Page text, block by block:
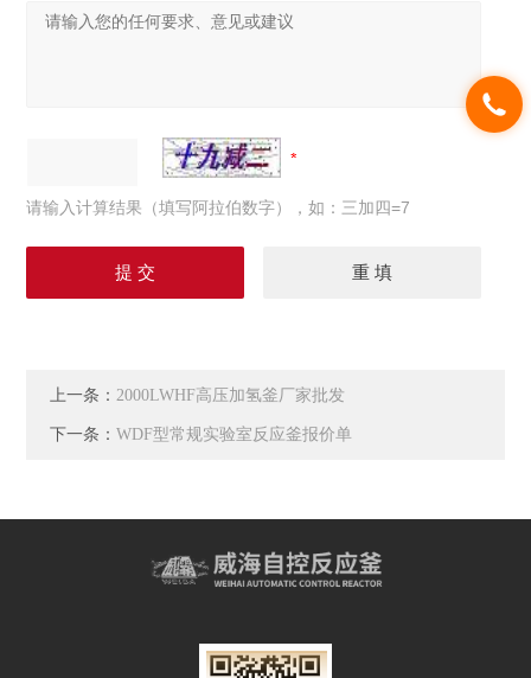
请输入计算结果（填写阿拉伯数字），如：三加四=7
上一条： 2000LWHF高压加氢釜厂家批发
下一条：WDF型常规实验室反应釜报价单